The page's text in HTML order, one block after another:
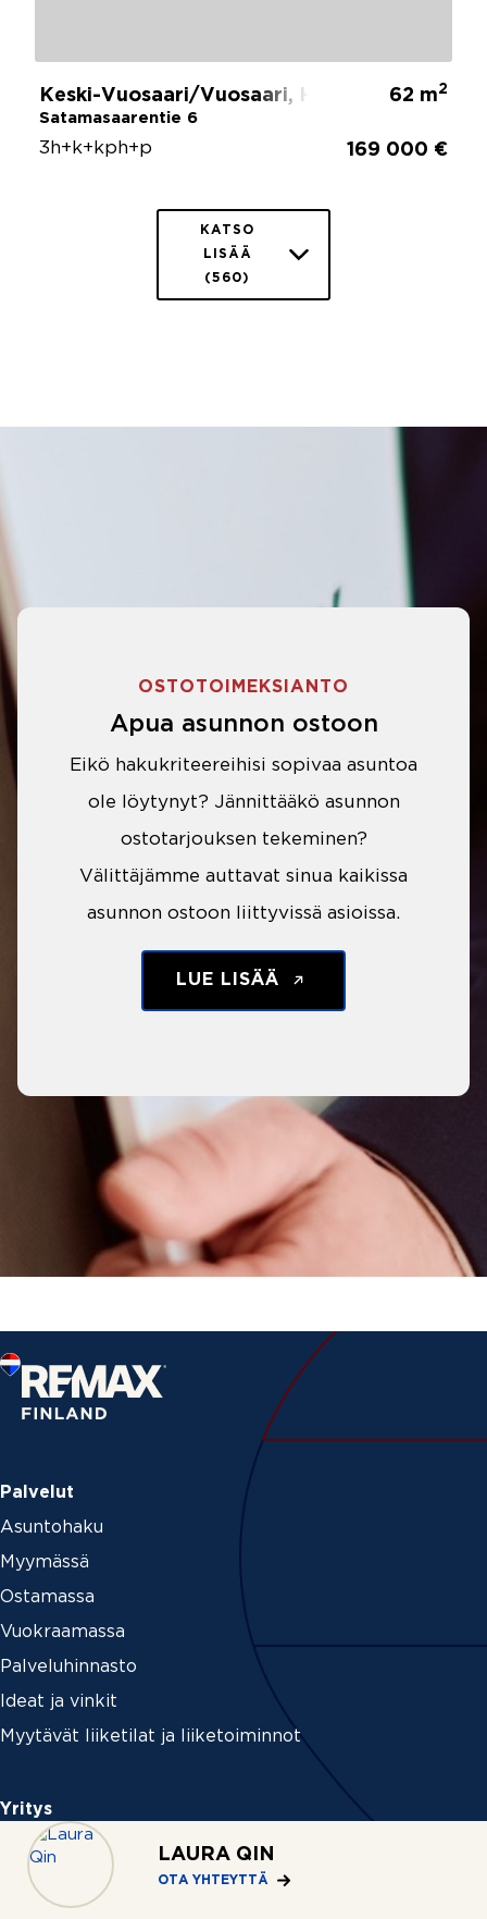
LAURA QIN
OTA YHTEYTTÄ
Keski-Vuosaari/Vuosaari, Helsinki
Satamasaarentie 6
62 m2
3h+k+kph+p 169 000 €
KATSO
LISÄÄ
(560)
OSTOTOIMEKSIANTO
Apua asunnon ostoon
Eikö hakukriteereihisi sopivaa asuntoa
ole löytynyt? Jännittääkö asunnon
ostotarjouksen tekeminen?
Välittäjämme auttavat sinua kaikissa
asunnon ostoon liittyvissä asioissa.
LUE LISÄÄ
Palvelut
Asuntohaku
Myymässä
Ostamassa
Vuokraamassa
Palveluhinnasto
Ideat ja vinkit
Myytävät liiketilat ja liiketoiminnot
Yritys
Tietoa REMAXista
Medialle